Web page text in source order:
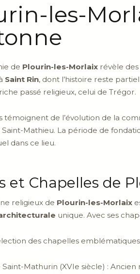
les-
de Plourin-les-Morlaix révèle
Saint Rin, dont l’histoire reste
passé religieux, celui de Trégor.
témoignent de l’évolution de la
Saint-Mathieu. La période de
dans ce lieu.
et Chapelles de
religieux de Plourin-les-Morlaix
unique. Avec ses
des chapelles emblématiques
Saint-Mathurin (XVIe siècle) :